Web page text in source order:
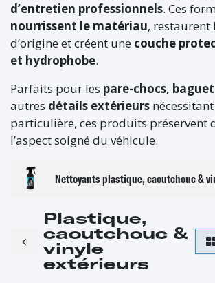
d’entretien professionnels. Ces
nourrissent le matériau, restaurent
d’origine et créent une couche
et hydrophobe.
Parfaits pour les pare-chocs,
autres détails extérieurs
particulière, ces produits préservent
l’aspect soigné du véhicule.
Nettoyants plastique, caoutchouc &
Plastique,
caoutchouc &
vinyle
extérieurs